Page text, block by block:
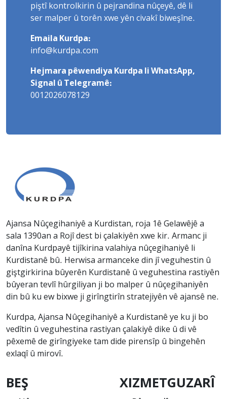
piştî kontrolkirin û pejrandina nûçeyê, dê li
ser malper û torên xwe yên civakî biweşîne.
Emaila Kurdpa:
info@kurdpa.com
Hejmara pêwendiya Kurdpa li WhatsApp,
Signal û Telegramê:
0012026078129
Ajansa Nûçegihaniyê a Kurdistan, roja 1ê Gelawêjê a
sala 1390an a Rojî dest bi çalakiyên xwe kir. Armanc ji
danîna Kurdpayê tijîkirina valahiya nûçegihaniyê li
Kurdistanê bû. Herwisa armanceke din jî veguhestin û
giştgirkirina bûyerên Kurdistanê û veguhestina rastiyên
bûyeran tevlî hûrgiliyan ji bo malper û nûçegihaniyên
din bû ku ew bixwe ji girîngtirîn stratejiyên vê ajansê ne.
Kurdpa, Ajansa Nûçegihaniyê a Kurdistanê ye ku ji bo
vedîtin û veguhestina rastiyan çalakiyê dike û di vê
pêxemê de girîngiyeke tam dide pirensîp û bingehên
exlaqî û mirovî.
BEŞ XIZMETGUZARÎ